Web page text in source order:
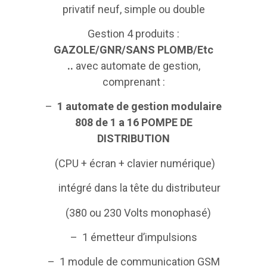
privatif neuf, simple ou double
Gestion 4 produits :
GAZOLE/GNR/SANS PLOMB/Etc
.. avec automate de gestion,
comprenant :
– 1 automate de gestion modulaire
808 de 1 a 16 POMPE DE
DISTRIBUTION
(CPU + écran + clavier numérique)
intégré dans la tête du distributeur
(380 ou 230 Volts monophasé)
– 1 émetteur d’impulsions
– 1 module de communication GSM